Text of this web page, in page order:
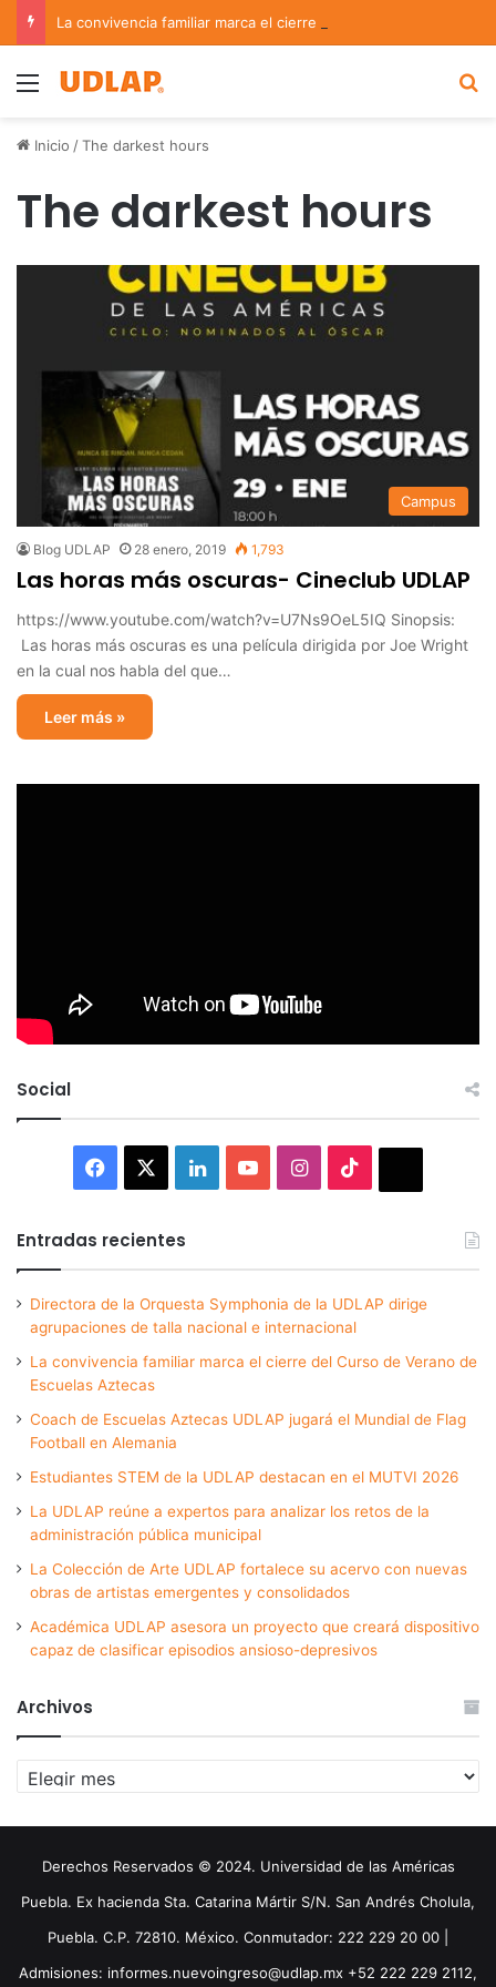
Menu
Inicio /The darkest hours
The darkest hours
Campus
Blog UDLAP 28 enero, 2019 1,793
Las horas más oscuras- Cineclub UDLAP
https://www.youtube.com/watch?v=U7Ns9OeL5IQ Sinopsis:
Las horas más oscuras es una película dirigida por Joe Wright
en la cual nos habla del que…
Leer más »
Social
Facebook LinkedInYouTubeInstagram
Entradas recientes
Directora de la Orquesta Symphonia de la UDLAP dirige
agrupaciones de talla nacional e internacional
La convivencia familiar marca el cierre del Curso de Verano de
Escuelas Aztecas
Coach de Escuelas Aztecas UDLAP jugará el Mundial de Flag
Football en Alemania
Estudiantes STEM de la UDLAP destacan en el MUTVI 2026
La UDLAP reúne a expertos para analizar los retos de la
administración pública municipal
La Colección de Arte UDLAP fortalece su acervo con nuevas
obras de artistas emergentes y consolidados
Académica UDLAP asesora un proyecto que creará dispositivo
capaz de clasificar episodios ansioso-depresivos
Archivos
Archivos
Derechos Reservados © 2024. Universidad de las Américas
Puebla. Ex hacienda Sta. Catarina Mártir S/N. San Andrés Cholula,
Puebla. C.P. 72810. México. Conmutador: 222 229 20 00 |
Admisiones: informes.nuevoingreso@udlap.mx +52 222 229 2112,